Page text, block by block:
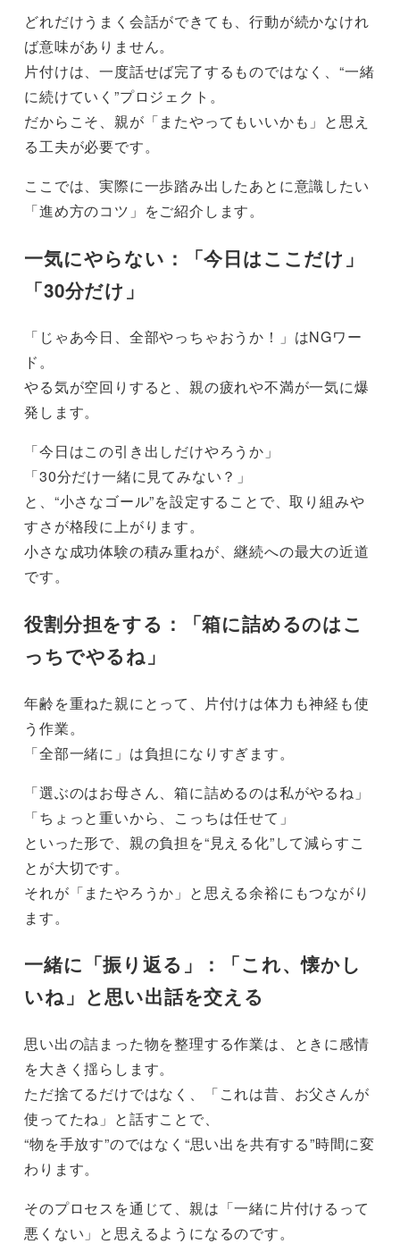
どれだけうまく会話ができても、行動が続かなけれ
ば意味がありません。
片付けは、一度話せば完了するものではなく、“一緒
に続けていく”プロジェクト。
だからこそ、親が「またやってもいいかも」と思え
る工夫が必要です。
ここでは、実際に一歩踏み出したあとに意識したい
「進め方のコツ」をご紹介します。
一気にやらない：「今日はここだけ」
「30分だけ」
「じゃあ今日、全部やっちゃおうか！」はNGワー
ド。
やる気が空回りすると、親の疲れや不満が一気に爆
発します。
「今日はこの引き出しだけやろうか」
「30分だけ一緒に見てみない？」
と、“小さなゴール”を設定することで、取り組みや
すさが格段に上がります。
小さな成功体験の積み重ねが、継続への最大の近道
です。
役割分担をする：「箱に詰めるのはこ
っちでやるね」
年齢を重ねた親にとって、片付けは体力も神経も使
う作業。
「全部一緒に」は負担になりすぎます。
「選ぶのはお母さん、箱に詰めるのは私がやるね」
「ちょっと重いから、こっちは任せて」
といった形で、親の負担を“見える化”して減らすこ
とが大切です。
それが「またやろうか」と思える余裕にもつながり
ます。
一緒に「振り返る」：「これ、懐かし
いね」と思い出話を交える
思い出の詰まった物を整理する作業は、ときに感情
を大きく揺らします。
ただ捨てるだけではなく、「これは昔、お父さんが
使ってたね」と話すことで、
“物を手放す”のではなく“思い出を共有する”時間に変
わります。
そのプロセスを通じて、親は「一緒に片付けるって
悪くない」と思えるようになるのです。